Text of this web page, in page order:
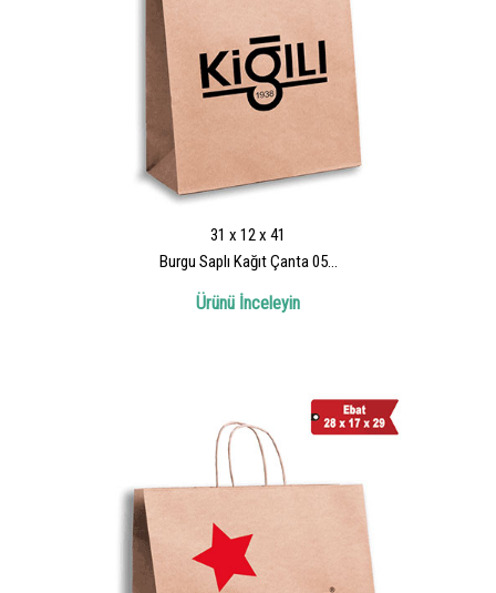
31 x 12 x 41
Burgu Saplı Kağıt Çanta 05...
Ürünü İnceleyin